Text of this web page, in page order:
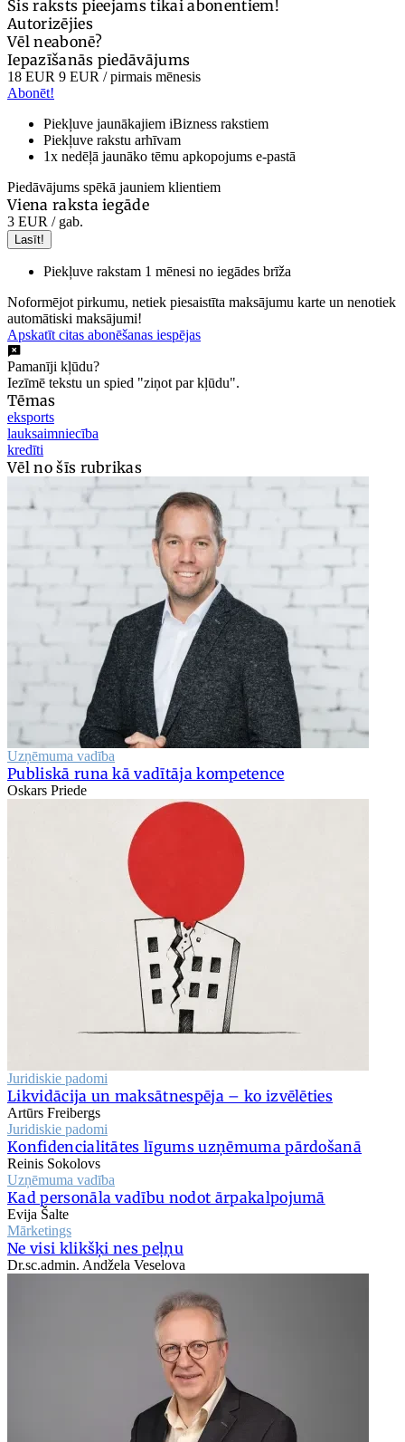
Šis raksts pieejams tikai abonentiem!
Autorizējies
Vēl neabonē?
Iepazīšanās piedāvājums
18 EUR 9 EUR / pirmais mēnesis
Abonēt!
Piekļuve jaunākajiem iBizness rakstiem
Piekļuve rakstu arhīvam
1x nedēļā jaunāko tēmu apkopojums e-pastā
Piedāvājums spēkā jauniem klientiem
Viena raksta iegāde
3 EUR / gab.
Lasīt!
Piekļuve rakstam 1 mēnesi no iegādes brīža
Noformējot pirkumu, netiek piesaistīta maksājumu karte un nenotiek
automātiski maksājumi!
Apskatīt citas abonēšanas iespējas
Pamanīji kļūdu?
Iezīmē tekstu un spied "ziņot par kļūdu".
Tēmas
eksports
lauksaimniecība
kredīti
Vēl no šīs rubrikas
Uzņēmuma vadība
Publiskā runa kā vadītāja kompetence
Oskars Priede
Juridiskie padomi
Likvidācija un maksātnespēja – ko izvēlēties
Artūrs Freibergs
Juridiskie padomi
Konfidencialitātes līgums uzņēmuma pārdošanā
Reinis Sokolovs
Uzņēmuma vadība
Kad personāla vadību nodot ārpakalpojumā
Evija Šalte
Mārketings
Ne visi klikšķi nes peļņu
Dr.sc.admin. Andžela Veselova